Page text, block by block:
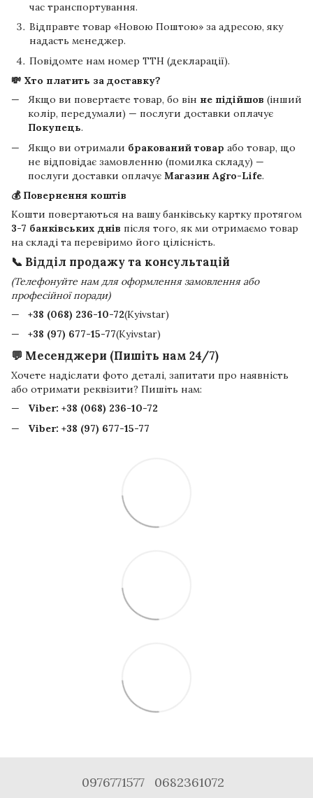
час транспортування.
Відправте товар «Новою Поштою» за адресою, яку
надасть менеджер.
Повідомте нам номер ТТН (декларації).
💸 Хто платить за доставку?
Якщо ви повертаєте товар, бо він не підійшов (інший
колір, передумали) — послуги доставки оплачує
Покупець.
Якщо ви отримали бракований товар або товар, що
не відповідає замовленню (помилка складу) —
послуги доставки оплачує Магазин Agro-Life.
💰 Повернення коштів
Кошти повертаються на вашу банківську картку протягом
3-7 банківських днів після того, як ми отримаємо товар
на складі та перевіримо його цілісність.
📞 Відділ продажу та консультацій
(Телефонуйте нам для оформлення замовлення або
професійної поради)
+38 (068) 236-10-72(Kyivstar)
+38 (97) 677-15-77(Kyivstar)
💬 Месенджери (Пишіть нам 24/7)
Хочете надіслати фото деталі, запитати про наявність
або отримати реквізити? Пишіть нам:
Viber: +38 (068) 236-10-72
Viber: +38 (97) 677-15-77
0976771577 0682361072